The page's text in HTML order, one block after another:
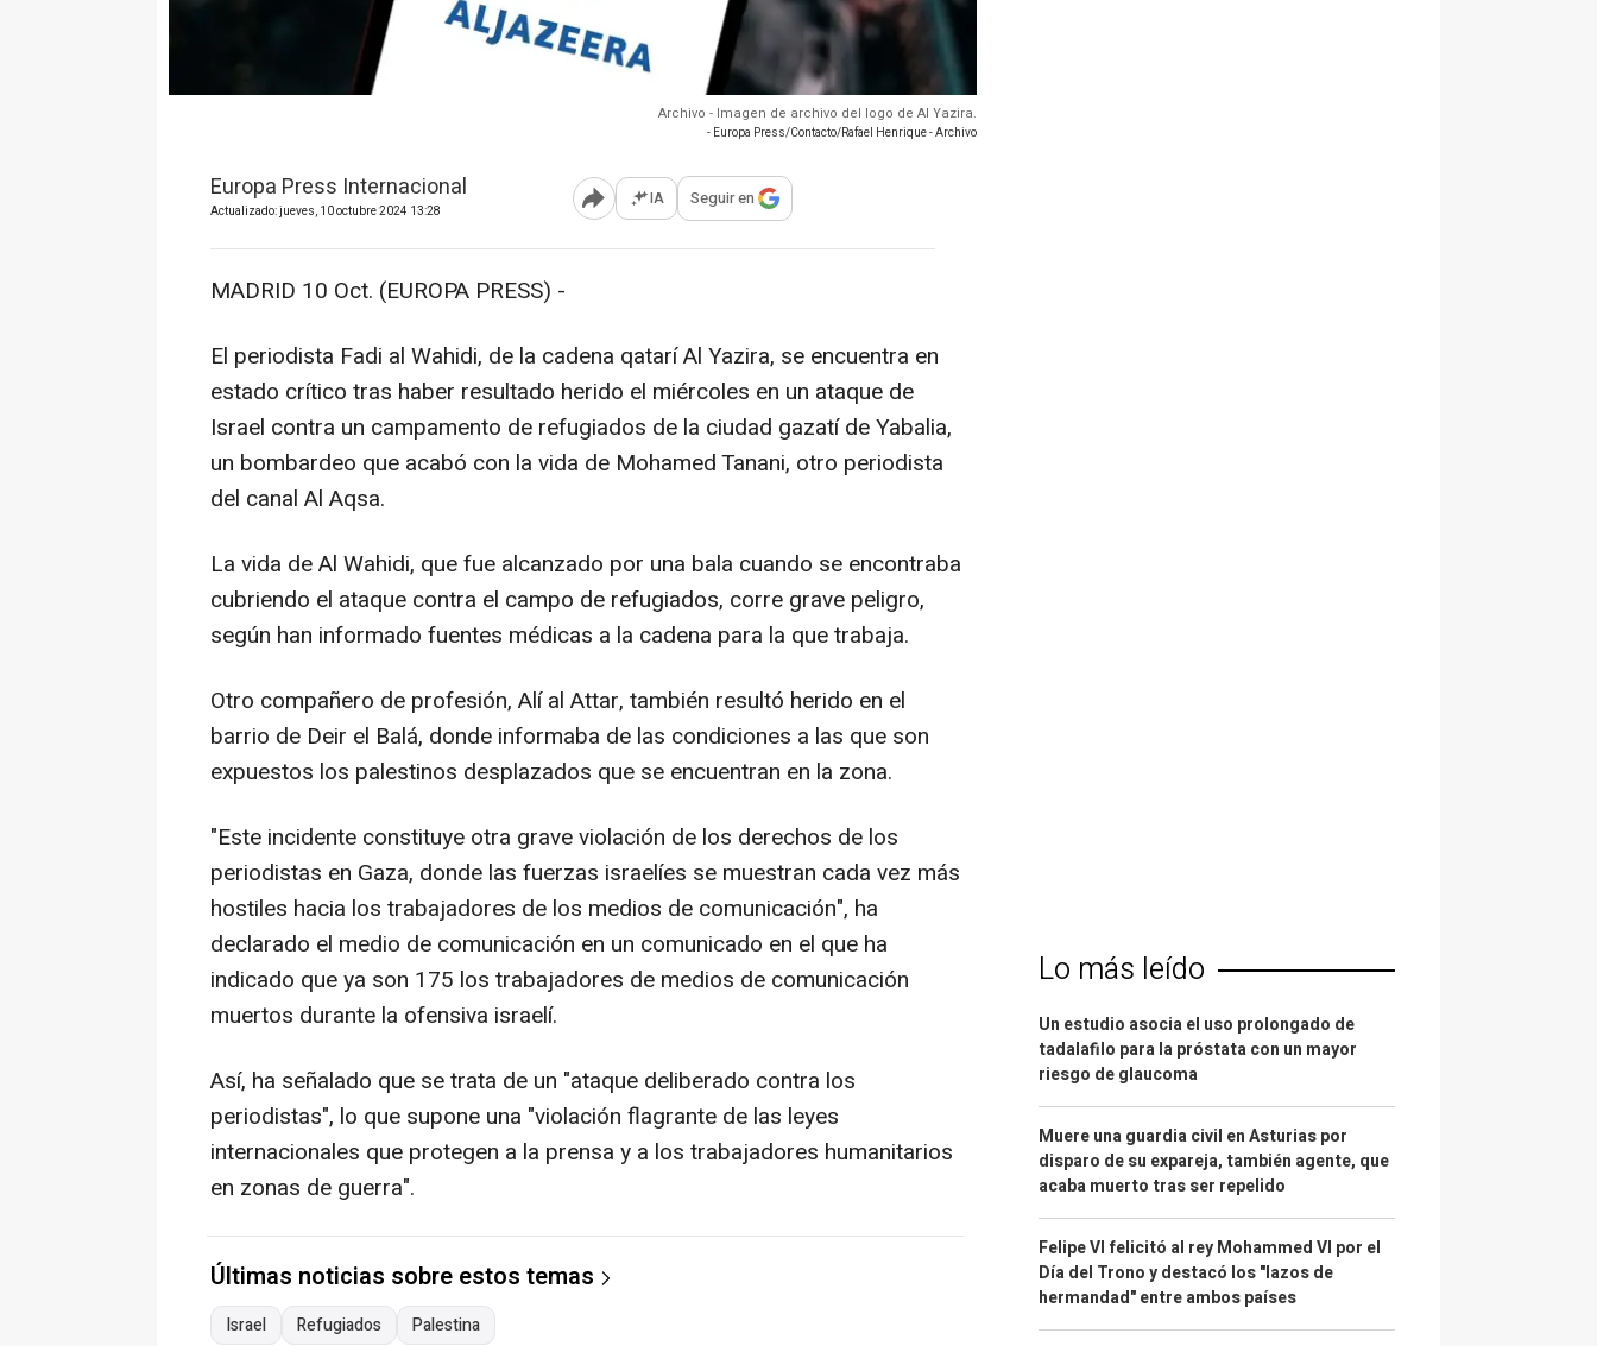
Archivo - Imagen de archivo del logo de Al Yazira.
- Europa Press/Contacto/Rafael Henrique - Archivo
Europa Press Internacional
Actualizado: jueves, 10 octubre 2024 13:28 Abrir opciones para compartir
IA Seguir en
MADRID 10 Oct. (EUROPA PRESS) -
El periodista Fadi al Wahidi, de la cadena qatarí Al Yazira, se encuentra en
estado crítico tras haber resultado herido el miércoles en un ataque de
Israel contra un campamento de refugiados de la ciudad gazatí de Yabalia,
un bombardeo que acabó con la vida de Mohamed Tanani, otro periodista
del canal Al Aqsa.
La vida de Al Wahidi, que fue alcanzado por una bala cuando se encontraba
cubriendo el ataque contra el campo de refugiados, corre grave peligro,
según han informado fuentes médicas a la cadena para la que trabaja.
Otro compañero de profesión, Alí al Attar, también resultó herido en el
barrio de Deir el Balá, donde informaba de las condiciones a las que son
expuestos los palestinos desplazados que se encuentran en la zona.
"Este incidente constituye otra grave violación de los derechos de los
periodistas en Gaza, donde las fuerzas israelíes se muestran cada vez más
hostiles hacia los trabajadores de los medios de comunicación", ha
declarado el medio de comunicación en un comunicado en el que ha
indicado que ya son 175 los trabajadores de medios de comunicación
muertos durante la ofensiva israelí.
Así, ha señalado que se trata de un "ataque deliberado contra los
periodistas", lo que supone una "violación flagrante de las leyes
internacionales que protegen a la prensa y a los trabajadores humanitarios
en zonas de guerra".
Últimas noticias sobre estos temas
Israel Refugiados Palestina
Lo más leído
Un estudio asocia el uso prolongado de
tadalafilo para la próstata con un mayor
riesgo de glaucoma
Muere una guardia civil en Asturias por
disparo de su expareja, también agente, que
acaba muerto tras ser repelido
Felipe VI felicitó al rey Mohammed VI por el
Día del Trono y destacó los "lazos de
hermandad" entre ambos países